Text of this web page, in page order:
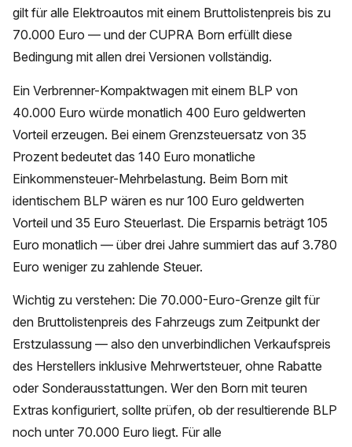
gilt für alle Elektroautos mit einem Bruttolistenpreis bis zu
70.000 Euro — und der CUPRA Born erfüllt diese
Bedingung mit allen drei Versionen vollständig.
Ein Verbrenner-Kompaktwagen mit einem BLP von
40.000 Euro würde monatlich 400 Euro geldwerten
Vorteil erzeugen. Bei einem Grenzsteuersatz von 35
Prozent bedeutet das 140 Euro monatliche
Einkommensteuer-Mehrbelastung. Beim Born mit
identischem BLP wären es nur 100 Euro geldwerten
Vorteil und 35 Euro Steuerlast. Die Ersparnis beträgt 105
Euro monatlich — über drei Jahre summiert das auf 3.780
Euro weniger zu zahlende Steuer.
Wichtig zu verstehen: Die 70.000-Euro-Grenze gilt für
den Bruttolistenpreis des Fahrzeugs zum Zeitpunkt der
Erstzulassung — also den unverbindlichen Verkaufspreis
des Herstellers inklusive Mehrwertsteuer, ohne Rabatte
oder Sonderausstattungen. Wer den Born mit teuren
Extras konfiguriert, sollte prüfen, ob der resultierende BLP
noch unter 70.000 Euro liegt. Für alle